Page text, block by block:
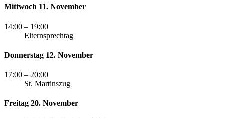
Mittwoch 11. November
14:00 – 19:00
Elternsprechtag
Donnerstag 12. November
17:00 – 20:00
St. Martinszug
Freitag 20. November